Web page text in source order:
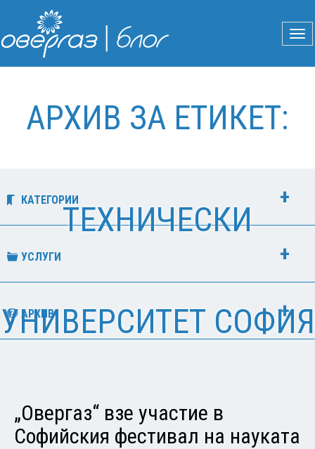
АРХИВ ЗА ЕТИКЕТ:
ТЕХНИЧЕСКИ
УНИВЕРСИТЕТ СОФИЯ
КАТЕГОРИИ
УСЛУГИ
АРХИВ
„Овергаз“ взе участие в
Софийския фестивал на науката